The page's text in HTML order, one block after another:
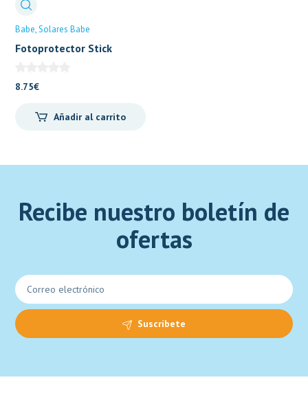
Babe Solares Babe
Fotoprotector Stick
8.75€
Añadir al carrito
Recibe nuestro boletín de
ofertas
Suscríbete